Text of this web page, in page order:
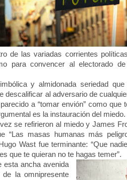
de las variadas corrientes
para convencer al electorado
y almidonada seriedad que
descalificar al adversario de
a “tomar envión” como
es la instauración del miedo.
se refirieron al miedo y James
“Las masas humanas más
Wast fue terminante: “Que
que te quieran no te hagas temer”.
ancha avenida
la omnipresente